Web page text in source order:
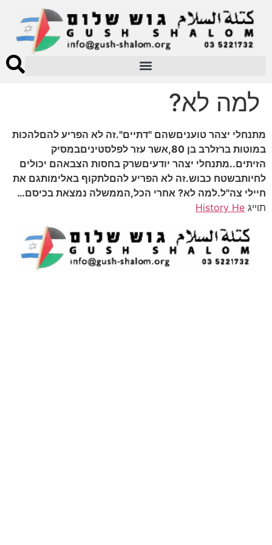
למה לא?
מתנחלי יצהר טועניםשהם "דתיים".זה לא הפריע להםלהכות
במוטות ברזלרב בן 80,אשר עזר לפלסטיניםבמסיק
הזיתים..מתנחלי יצהר יודעיםשרק בחסות הצבאהם יכולים
לחיותבשטח כבוש.זה לא הפריע להםלתקוף באלימותגם את
חיילי צה"ל.למה לא? אחרי הכל,הממשלה נמצאת בכיסם…
תוייג History He